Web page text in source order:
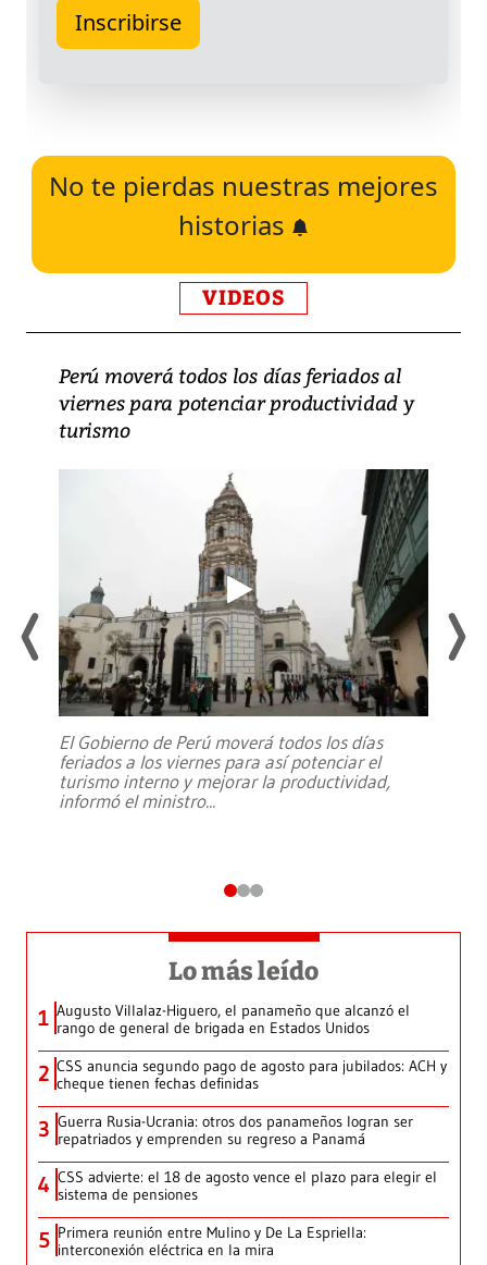
No te pierdas nuestras mejores
historias
VIDEOS
Perú moverá todos los días feriados al
viernes para potenciar productividad y
turismo
El Gobierno de Perú moverá todos los días
feriados a los viernes para así potenciar el
turismo interno y mejorar la productividad,
informó el ministro...
Lo más leído
1 Augusto Villalaz-Higuero, el panameño que alcanzó el
rango de general de brigada en Estados Unidos
2 CSS anuncia segundo pago de agosto para jubilados: ACH y
cheque tienen fechas definidas
3 Guerra Rusia-Ucrania: otros dos panameños logran ser
repatriados y emprenden su regreso a Panamá
4 CSS advierte: el 18 de agosto vence el plazo para elegir el
sistema de pensiones
5 Primera reunión entre Mulino y De La Espriella:
interconexión eléctrica en la mira